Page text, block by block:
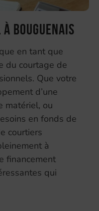
Bouguenais
en tant que
du courtage de
Que votre
d’une
matériel, ou
en fonds de
courtiers
à
financement
qui